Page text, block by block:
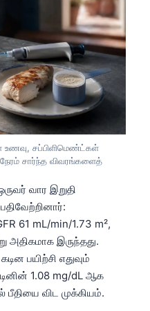
உணவு, சப்பிளிமெண்ட்கள்
நேரம் சார்ந்த விவரங்களைத்
வார இறுதி
61 mL/min/1.73 m²,
அதிகமாக இருந்தது.
பயிற்சி எதுவும்
1.08 mg/dL ஆக
பீதியை விட முக்கியம்.